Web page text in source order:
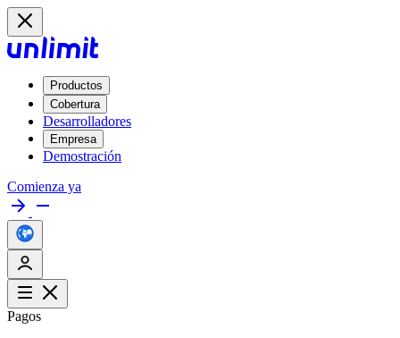
Productos
Cobertura
Desarrolladores
Empresa
Demostración
Comienza ya
Pagos